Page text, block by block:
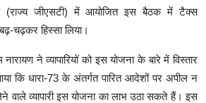
(राज्य जीएसटी) में आयोजित इस बैठक में टैक्स
चढ़कर हिस्सा लिया।
ने व्यापारियों को इस योजना के बारे में विस्तार
कि धारा-73 के अंतर्गत पारित आदेशों पर अपील न
वाले व्यापारी इस योजना का लाभ उठा सकते हैं। इस